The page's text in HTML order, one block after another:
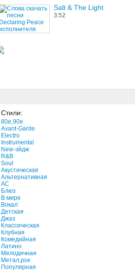
Salt & The Light
3:52
4:19
Стили:
80e,90e
Avant-Garde
Electro
Instrumental
New-эйдж
R&B
Soul
Акустическая
Альтернативная
АС
Блюз
В мире
Вокал
Детская
Джаз
Классическая
Клубная
Комедийная
Латино
Мелодичная
Метал,рок
Популярная